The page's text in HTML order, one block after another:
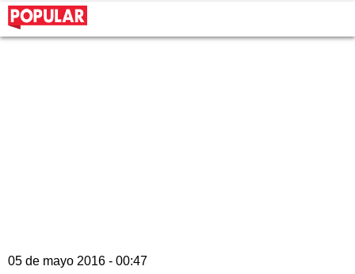
05 de mayo 2016 - 00:47